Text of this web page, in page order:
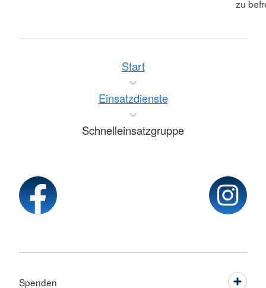
zu
Start
Einsatzdienste
Schnelleinsatzgruppe
Spenden